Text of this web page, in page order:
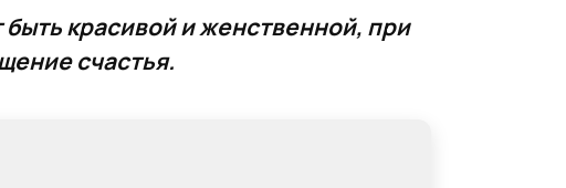
красивой и женственной, при
счастья.